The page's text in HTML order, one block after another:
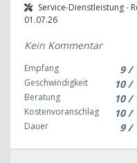
Service-Dienstleistung -
01.07.26
Kein Kommentar
Empfang 9 /
Geschwindigkeit 10 /
Beratung 10 /
Kostenvoranschlag 10 /
Dauer 9 /